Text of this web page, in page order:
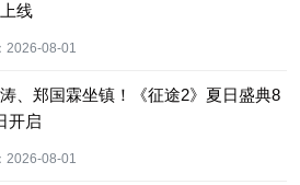
线
2026-08-01
、郑国霖坐镇！《征途2》夏日盛典8
开启
2026-08-01